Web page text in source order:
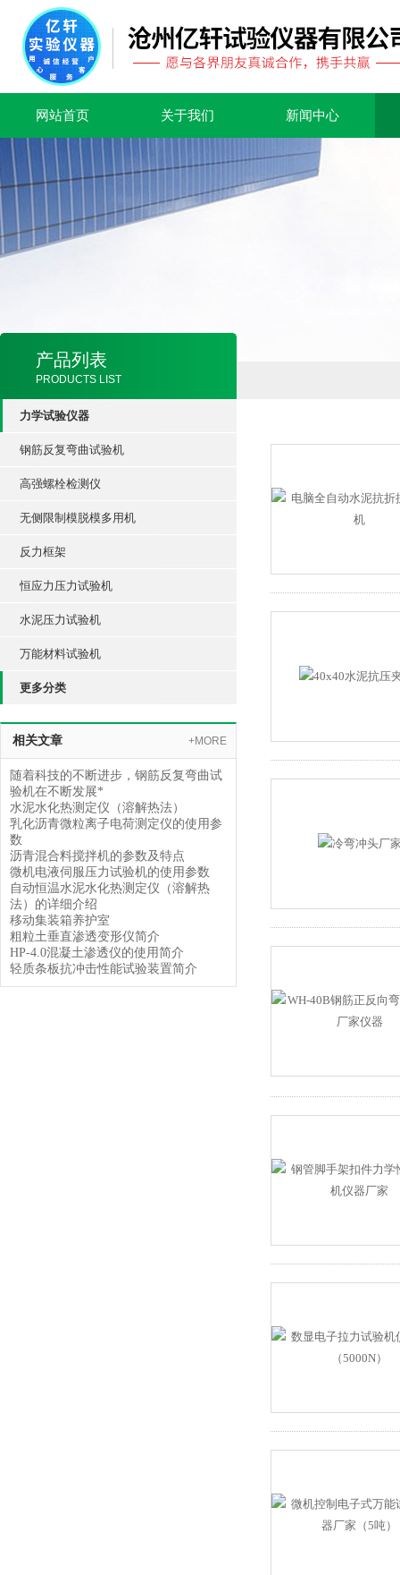
网站首页 关于我们 新闻中心
产品列表
PRODUCTS LIST
力学试验仪器
钢筋反复弯曲试验机
高强螺栓检测仪
无侧限制模脱模多用机
反力框架
恒应力压力试验机
水泥压力试验机
万能材料试验机
更多分类
相关文章 +MORE
随着科技的不断进步，钢筋反复弯曲试
验机在不断发展*
水泥水化热测定仪（溶解热法）
乳化沥青微粒离子电荷测定仪的使用参
数
沥青混合料搅拌机的参数及特点
微机电液伺服压力试验机的使用参数
自动恒温水泥水化热测定仪（溶解热
法）的详细介绍
移动集装箱养护室
粗粒土垂直渗透变形仪简介
HP-4.0混凝土渗透仪的使用简介
轻质条板抗冲击性能试验装置简介